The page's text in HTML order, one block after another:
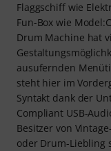
Flaggschiff wie
Fun-Box wie
Drum Machine hat
ausufernden
steht hier im
Syntakt dank der
Compliant USB-
Besitzer von
oder Drum-Liebling